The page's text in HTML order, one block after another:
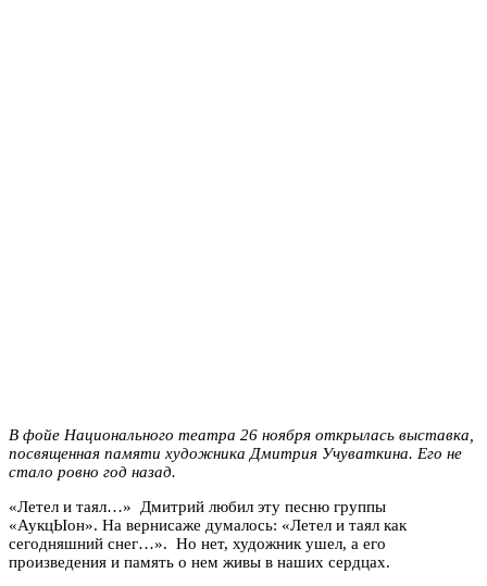
В фойе Национального театра 26 ноября открылась выставка,
посвященная памяти художника Дмитрия Учуваткина. Его не
стало ровно год назад.
«Летел и таял…» Дмитрий любил эту песню группы
«АукцЫон». На вернисаже думалось: «Летел и таял как
сегодняшний снег…». Но нет, художник ушел, а его
произведения и память о нем живы в наших сердцах.